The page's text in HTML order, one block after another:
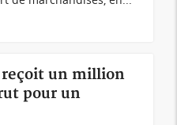
reçoit un million
pour un